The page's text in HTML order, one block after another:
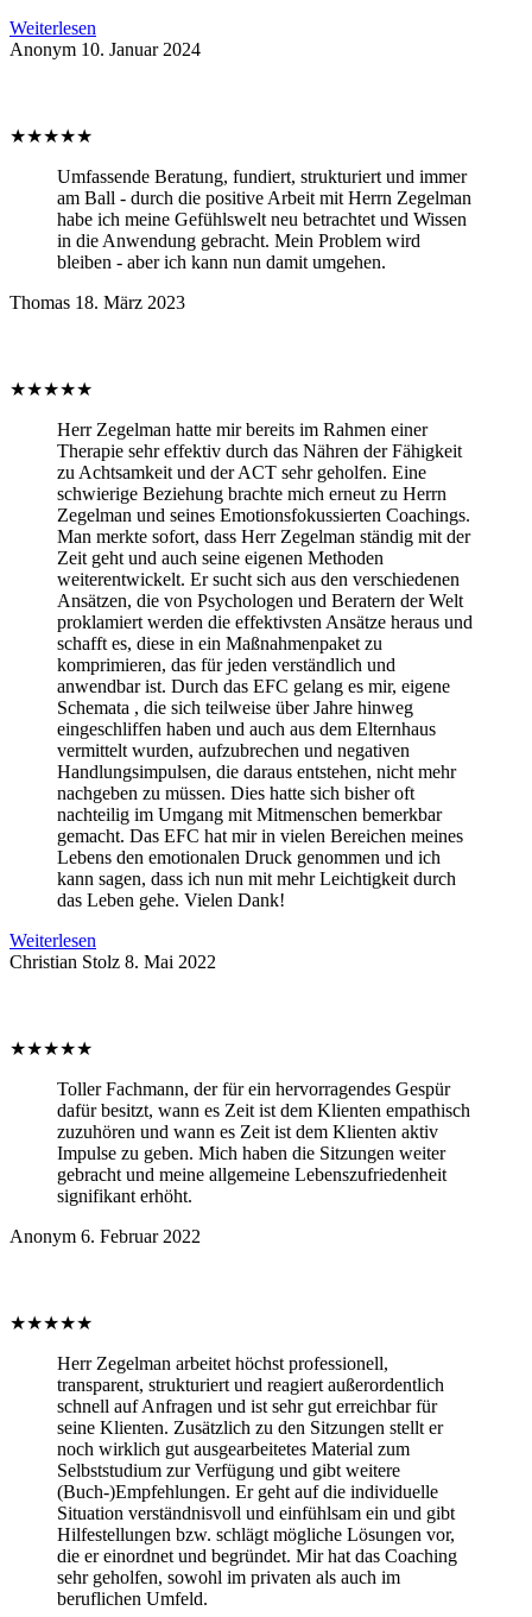
Weiterlesen
Anonym 10. Januar 2024
★★★★★
Umfassende Beratung, fundiert, strukturiert und immer
am Ball - durch die positive Arbeit mit Herrn Zegelman
habe ich meine Gefühlswelt neu betrachtet und Wissen
in die Anwendung gebracht. Mein Problem wird
bleiben - aber ich kann nun damit umgehen.
Thomas 18. März 2023
★★★★★
Herr Zegelman hatte mir bereits im Rahmen einer
Therapie sehr effektiv durch das Nähren der Fähigkeit
zu Achtsamkeit und der ACT sehr geholfen. Eine
schwierige Beziehung brachte mich erneut zu Herrn
Zegelman und seines Emotionsfokussierten Coachings.
Man merkte sofort, dass Herr Zegelman ständig mit der
Zeit geht und auch seine eigenen Methoden
weiterentwickelt. Er sucht sich aus den verschiedenen
Ansätzen, die von Psychologen und Beratern der Welt
proklamiert werden die effektivsten Ansätze heraus und
schafft es, diese in ein Maßnahmenpaket zu
komprimieren, das für jeden verständlich und
anwendbar ist. Durch das EFC gelang es mir, eigene
Schemata , die sich teilweise über Jahre hinweg
eingeschliffen haben und auch aus dem Elternhaus
vermittelt wurden, aufzubrechen und negativen
Handlungsimpulsen, die daraus entstehen, nicht mehr
nachgeben zu müssen. Dies hatte sich bisher oft
nachteilig im Umgang mit Mitmenschen bemerkbar
gemacht. Das EFC hat mir in vielen Bereichen meines
Lebens den emotionalen Druck genommen und ich
kann sagen, dass ich nun mit mehr Leichtigkeit durch
das Leben gehe. Vielen Dank!
Weiterlesen
Christian Stolz 8. Mai 2022
★★★★★
Toller Fachmann, der für ein hervorragendes Gespür
dafür besitzt, wann es Zeit ist dem Klienten empathisch
zuzuhören und wann es Zeit ist dem Klienten aktiv
Impulse zu geben. Mich haben die Sitzungen weiter
gebracht und meine allgemeine Lebenszufriedenheit
signifikant erhöht.
Anonym 6. Februar 2022
★★★★★
Herr Zegelman arbeitet höchst professionell,
transparent, strukturiert und reagiert außerordentlich
schnell auf Anfragen und ist sehr gut erreichbar für
seine Klienten. Zusätzlich zu den Sitzungen stellt er
noch wirklich gut ausgearbeitetes Material zum
Selbststudium zur Verfügung und gibt weitere
(Buch-)Empfehlungen. Er geht auf die individuelle
Situation verständnisvoll und einfühlsam ein und gibt
Hilfestellungen bzw. schlägt mögliche Lösungen vor,
die er einordnet und begründet. Mir hat das Coaching
sehr geholfen, sowohl im privaten als auch im
beruflichen Umfeld.